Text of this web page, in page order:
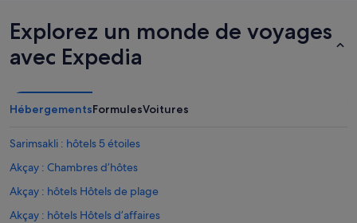
Explorez un monde de voyages
avec Expedia
HébergementsFormulesVoitures
Sarimsakli : hôtels 5 étoiles
Akçay : Chambres d’hôtes
Akçay : hôtels Hôtels de plage
Akçay : hôtels Hôtels d’affaires